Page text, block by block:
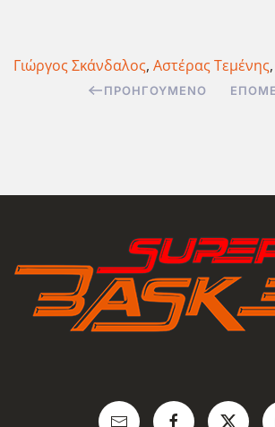
Γιώργος Σκάνδαλος, Αστέρας Τεμένης,
ΠΡΟΗΓΟΎΜΕΝΟ